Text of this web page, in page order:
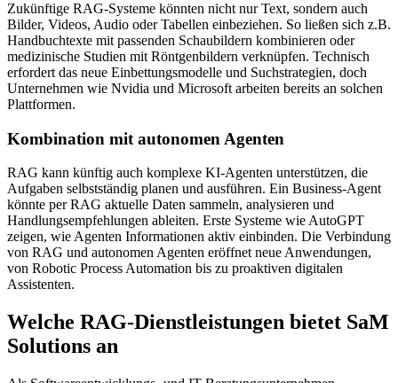
Zukünftige RAG-Systeme könnten nicht nur Text, sondern auch
Bilder, Videos, Audio oder Tabellen einbeziehen. So ließen sich z.B.
Handbuchtexte mit passenden Schaubildern kombinieren oder
medizinische Studien mit Röntgenbildern verknüpfen. Technisch
erfordert das neue Einbettungsmodelle und Suchstrategien, doch
Unternehmen wie Nvidia und Microsoft arbeiten bereits an solchen
Plattformen.
Kombination mit autonomen Agenten
RAG kann künftig auch komplexe KI-Agenten unterstützen, die
Aufgaben selbstständig planen und ausführen. Ein Business-Agent
könnte per RAG aktuelle Daten sammeln, analysieren und
Handlungsempfehlungen ableiten. Erste Systeme wie AutoGPT
zeigen, wie Agenten Informationen aktiv einbinden. Die Verbindung
von RAG und autonomen Agenten eröffnet neue Anwendungen,
von Robotic Process Automation bis zu proaktiven digitalen
Assistenten.
Welche RAG-Dienstleistungen bietet SaM
Solutions an